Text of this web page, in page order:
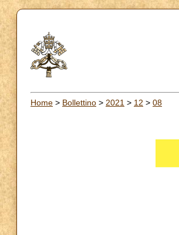
Home > Bollettino > 2021 > 12 > 08